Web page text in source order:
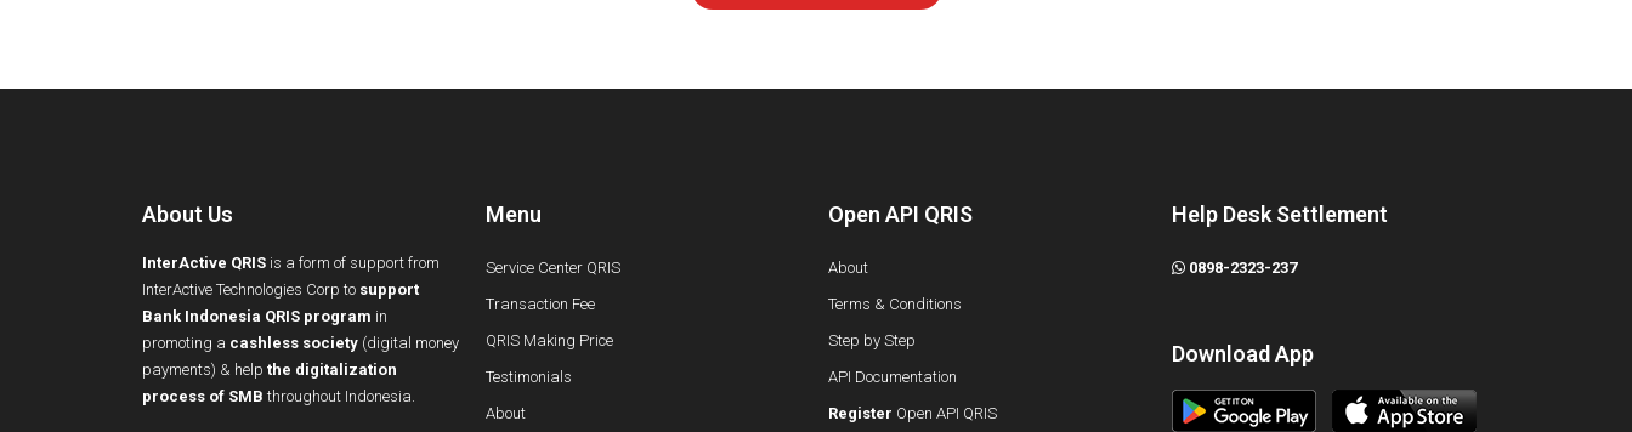
About Us
InterActive QRIS is a form of support from
InterActive Technologies Corp to support
Bank Indonesia QRIS program in
promoting a cashless society (digital money
payments) & help the digitalization
process of SMB throughout Indonesia.
Menu
Service Center QRIS
Transaction Fee
QRIS Making Price
Testimonials
About
Open API QRIS
About
Terms & Conditions
Step by Step
API Documentation
Register Open API QRIS
Help Desk Settlement
0898-2323-237
Download App